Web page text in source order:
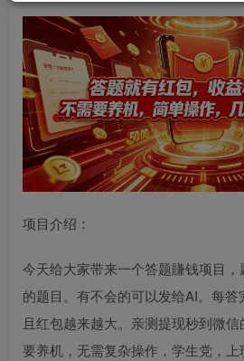
项目介绍：
今天给大家带来一个答题賺钱项目
的题目。有不会的可以发给AI。每
且红包越来越大。亲测提现秒到微
要养机，无需复杂操作，学生党，